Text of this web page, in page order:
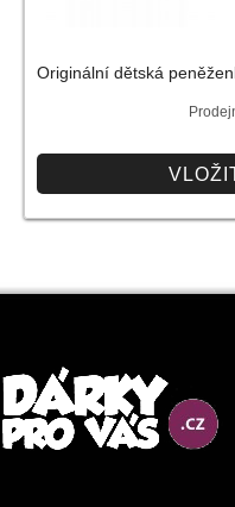
Originální dětská